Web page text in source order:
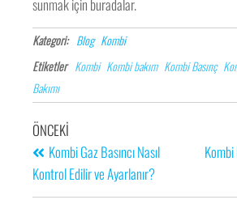
sunmak için buradalar.
Kategori: Blog Kombi
Etiketler Kombi Kombi bakım Kombi Basınç
Bakımı
ÖNCEKI
Kombi Gaz Basıncı Nasıl
Kontrol Edilir ve Ayarlanır?